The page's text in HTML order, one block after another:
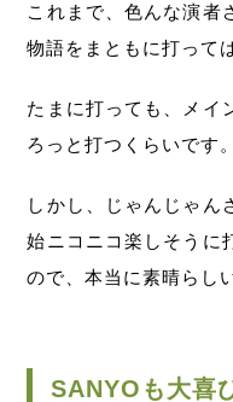
これまで、色んな演者
物語をまともに打って
たまに打っても、メイ
ろっと打つくらいです。
しかし、じゃんじゃん
始ニコニコ楽しそうに
ので、本当に素晴らし
SANYOも大喜